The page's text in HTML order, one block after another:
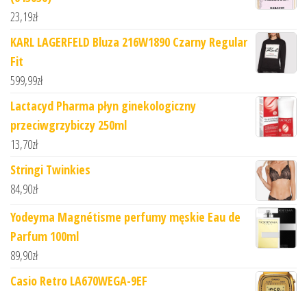
23,19zł
KARL LAGERFELD Bluza 216W1890 Czarny Regular
Fit
599,99zł
Lactacyd Pharma płyn ginekologiczny
przeciwgrzybiczy 250ml
13,70zł
Stringi Twinkies
84,90zł
Yodeyma Magnétisme perfumy męskie Eau de
Parfum 100ml
89,90zł
Casio Retro LA670WEGA-9EF